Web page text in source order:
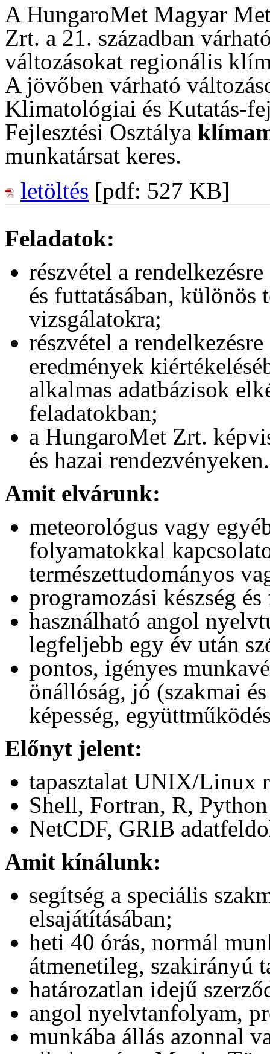
A HungaroMet Magyar
Zrt. a 21. században
változásokat regionális
A jövőben várható
Klimatológiai és Kutatás-
Fejlesztési Osztálya klíma
munkatársat keres.
letöltés [pdf: 527 KB]
Feladatok:
részvétel a
és futtatásában,
vizsgálatokra;
részvétel a
eredmények
alkalmas adatbázisok
feladatokban;
a HungaroMet Zrt.
és hazai rendezvényeken.
Amit elvárunk:
meteorológus vagy
folyamatokkal
természettudományos
programozási készség
használható angol
legfeljebb egy év után
pontos, igényes
önállóság, jó (szakmai
képesség,
Előnyt jelent:
tapasztalat UNIX/Linux
Shell, Fortran, R,
NetCDF, GRIB
Amit kínálunk:
segítség a speciális
elsajátításában;
heti 40 órás, normál
átmenetileg, szakirányú
határozatlan idejű
angol nyelvtanfolyam,
munkába állás azonnal